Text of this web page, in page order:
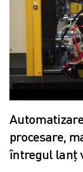
CENTRE COMPACTE
ROBODRILL CĂUTARE
ROBODRILL CENTRE
HARDWARE
SOFTWARE
MENTENANȚĂ
ROBODRILL PACHET
MAȘINI ELECTRICE
ROBOSHOT CĂUTARE
procesare,
întregul lanț